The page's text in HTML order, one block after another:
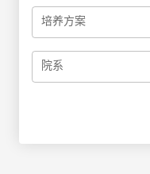
培养方案
院系